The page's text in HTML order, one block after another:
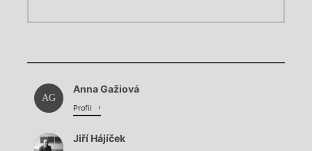
Načítá se.
Chviličku.
Načítá se.
AG
Anna Gažiová
Profil
Jiří Hájíček